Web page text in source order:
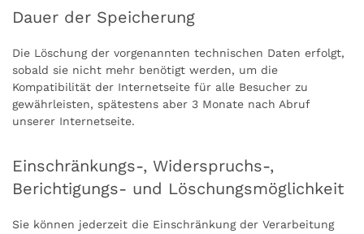
Dauer der Speicherung
Die Löschung der vorgenannten technischen Daten erfolgt,
sobald sie nicht mehr benötigt werden, um die
Kompatibilität der Internetseite für alle Besucher zu
gewährleisten, spätestens aber 3 Monate nach Abruf
unserer Internetseite.
Einschränkungs-, Widerspruchs-,
Berichtigungs- und Löschungsmöglichkeit
Sie können jederzeit die Einschränkung der Verarbeitung